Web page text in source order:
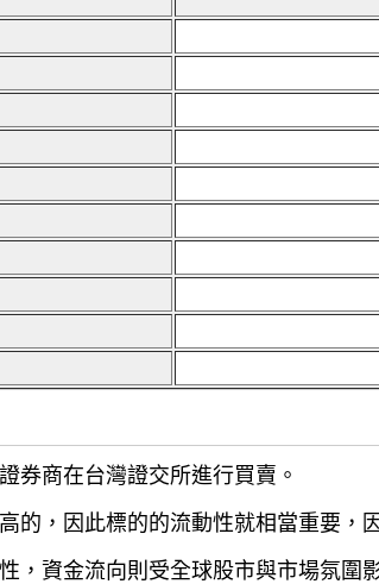
券商在台灣證交所進行買賣。
的，因此標的的流動性就相當重要，
，資金流向則受全球股市與市場氛圍